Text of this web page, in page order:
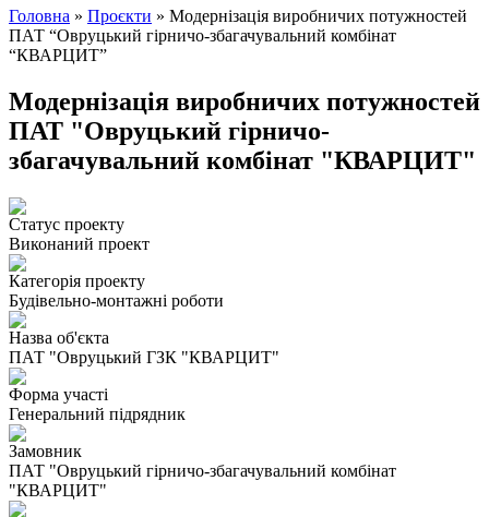
Головна » Проєкти » Модернізація виробничих потужностей
ПАТ “Овруцький гірничо-збагачувальний комбінат
“КВАРЦИТ”
Модернізація виробничих потужностей
ПАТ "Овруцький гірничо-
збагачувальний комбінат "КВАРЦИТ"
Статус проекту
Виконаний проект
Категорія проекту
Будівельно-монтажні роботи
Назва об'єкта
ПАТ "Овруцький ГЗК "КВАРЦИТ"
Форма участі
Генеральний підрядник
Замовник
ПАТ "Овруцький гірничо-збагачувальний комбінат
"КВАРЦИТ"